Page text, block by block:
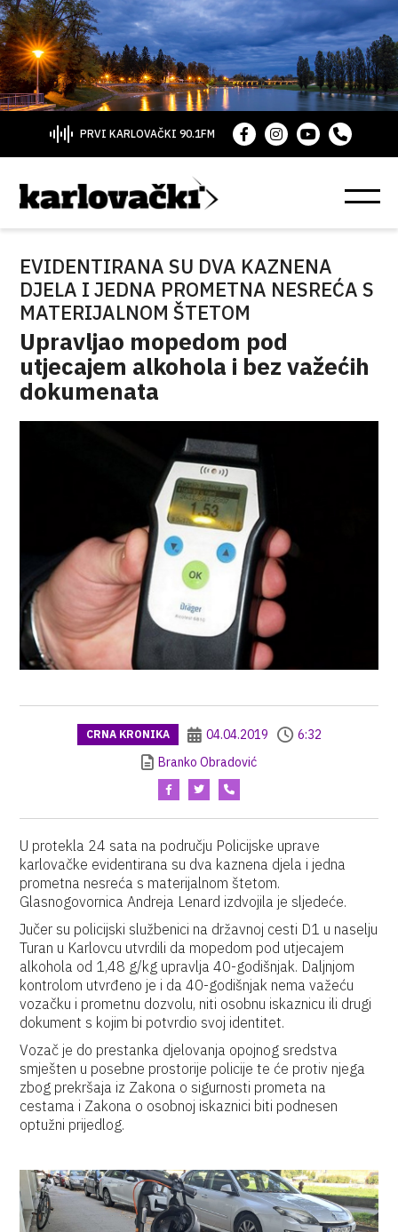
PRVI KARLOVAČKI 90.1FM
EVIDENTIRANA SU DVA KAZNENA
DJELA I JEDNA PROMETNA NESREĆA S
MATERIJALNOM ŠTETOM
Upravljao mopedom pod
utjecajem alkohola i bez važećih
dokumenata
CRNA KRONIKA 04.04.2019
6:32
Branko Obradović
U protekla 24 sata na području Policijske uprave
karlovačke evidentirana su dva kaznena djela i jedna
prometna nesreća s materijalnom štetom.
Glasnogovornica Andreja Lenard izdvojila je sljedeće.
Jučer su policijski službenici na državnoj cesti D1 u naselju
Turan u Karlovcu utvrdili da mopedom pod utjecajem
alkohola od 1,48 g/kg upravlja 40-godišnjak. Daljnjom
kontrolom utvrđeno je i da 40-godišnjak nema važeću
vozačku i prometnu dozvolu, niti osobnu iskaznicu ili drugi
dokument s kojim bi potvrdio svoj identitet.
Vozač je do prestanka djelovanja opojnog sredstva
smješten u posebne prostorije policije te će protiv njega
zbog prekršaja iz Zakona o sigurnosti prometa na
cestama i Zakona o osobnoj iskaznici biti podnesen
optužni prijedlog.